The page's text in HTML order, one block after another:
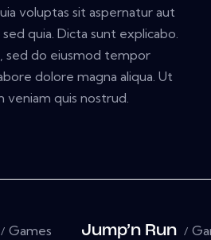
voluptas sit aspernatur aut
quia. Dicta sunt explicabo.
sed do eiusmod tempor
dolore magna aliqua. Ut
veniam quis nostrud.
Games Jump’n Run